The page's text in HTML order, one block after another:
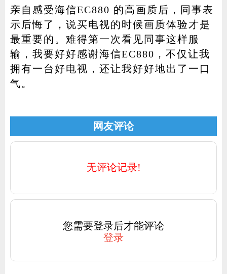
亲自感受海信EC880 的高画质后，同事表
示后悔了，说买电视的时候画质体验才是
最重要的。难得第一次看见同事这样服
输，我要好好感谢海信EC880，不仅让我
拥有一台好电视，还让我好好地出了一口
气。
网友评论
无评论记录!
您需要登录后才能评论
登录